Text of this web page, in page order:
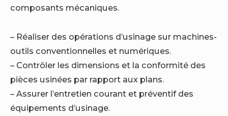
composants mécaniques.
– Réaliser des opérations d’usinage sur machines-
outils conventionnelles et numériques.
– Contrôler les dimensions et la conformité des
pièces usinées par rapport aux plans.
– Assurer l’entretien courant et préventif des
équipements d’usinage.